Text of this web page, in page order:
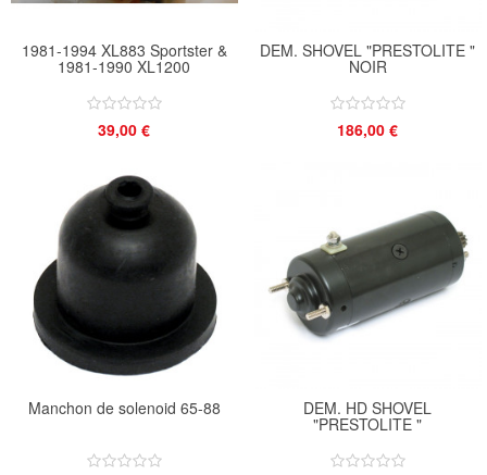
1981-1994 XL883 Sportster &
1981-1990 XL1200
39,00 €
DEM. SHOVEL "PRESTOLITE "
NOIR
186,00 €
Manchon de solenoid 65-88 DEM. HD SHOVEL
"PRESTOLITE "